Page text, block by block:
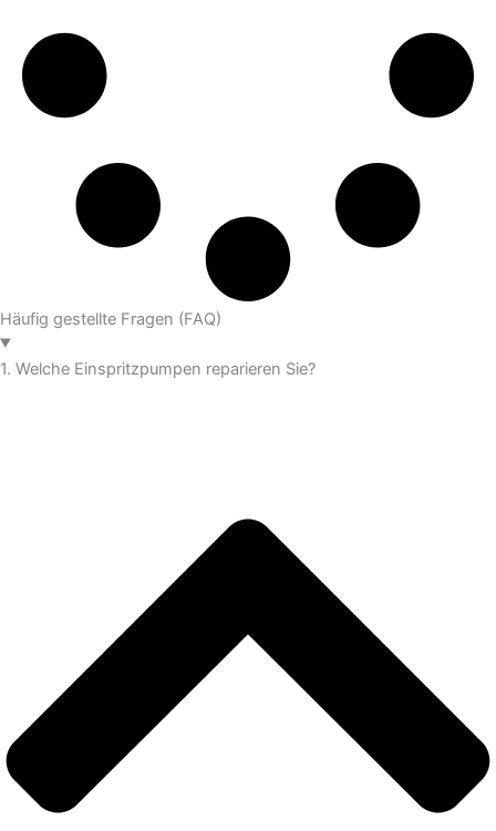
Häufig gestellte Fragen (FAQ)
1. Welche Einspritzpumpen reparieren Sie?